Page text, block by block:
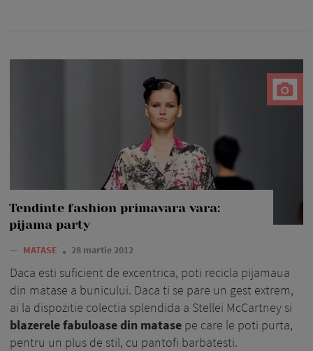
Tendinte fashion primavara vara:
pijama party
— MATASE 28 martie 2012
Daca esti suficient de excentrica, poti recicla pijamaua
din matase a bunicului. Daca ti se pare un gest extrem,
ai la dispozitie colectia splendida a Stellei McCartney si
blazerele fabuloase din matase pe care le poti purta,
pentru un plus de stil, cu pantofi barbatesti.